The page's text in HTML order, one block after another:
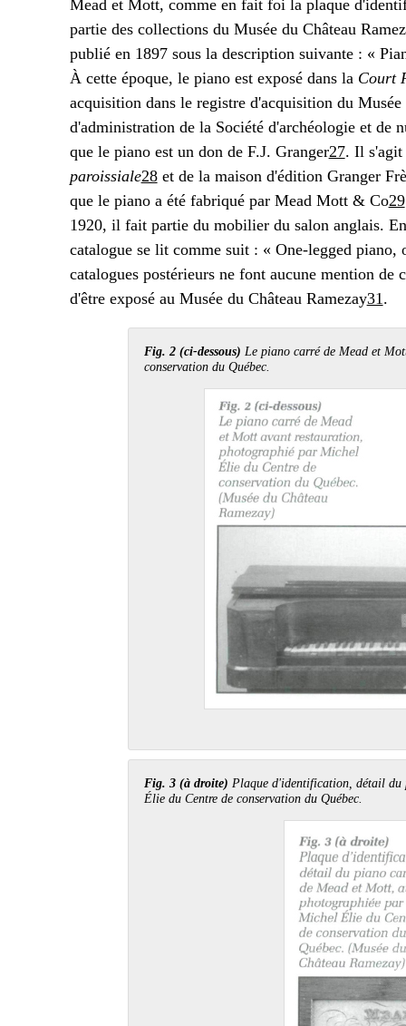
Mead et Mott, comme en fait foi la plaque
partie des collections du Musée du Château
publié en 1897 sous la description suivante : «
À cette époque, le piano est exposé dans la Court
acquisition dans le registre d'acquisition du
d'administration de la Société d'archéologie et de
que le piano est un don de F.J. Granger27. Il s'agit
paroissiale28et de la maison d'édition Granger
que le piano a été fabriqué par Mead Mott & Co29
1920, il fait partie du mobilier du salon anglais.
catalogue se lit comme suit : « One-legged
catalogues postérieurs ne font aucune mention de
d'être exposé au Musée du Château Ramezay31 .
Fig. 2 (ci-dessous) Le piano carré de Mead et
conservation du Québec.
Fig. 3 (à droite) Plaque d'identification, détail du
Élie du Centre de conservation du Québec.